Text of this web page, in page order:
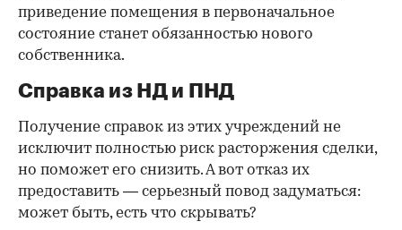
приведение помещения в первоначальное
состояние станет обязанностью нового
собственника.
Справка из НД и ПНД
Получение справок из этих учреждений не
исключит полностью риск расторжения сделки,
но поможет его снизить. А вот отказ их
предоставить — серьезный повод задуматься:
может быть, есть что скрывать?